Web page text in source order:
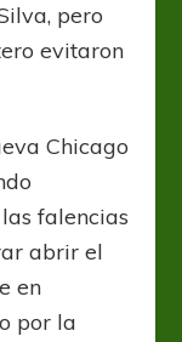
pero
evitaron
Chicago
falencias
abrir el
en
por la